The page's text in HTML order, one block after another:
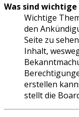
Was sind wichtige
Wichtige
den
Seite zu
Inhalt,
erstellen
stellt die